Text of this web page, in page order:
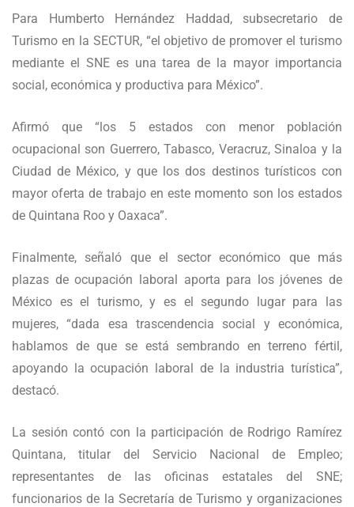
Para Humberto Hernández Haddad, subsecretario de
Turismo en la SECTUR, “el objetivo de promover el turismo
mediante el SNE es una tarea de la mayor importancia
social, económica y productiva para México”.
Afirmó que “los 5 estados con menor población
ocupacional son Guerrero, Tabasco, Veracruz, Sinaloa y la
Ciudad de México, y que los dos destinos turísticos con
mayor oferta de trabajo en este momento son los estados
de Quintana Roo y Oaxaca”.
Finalmente, señaló que el sector económico que más
plazas de ocupación laboral aporta para los jóvenes de
México es el turismo, y es el segundo lugar para las
mujeres, “dada esa trascendencia social y económica,
hablamos de que se está sembrando en terreno fértil,
apoyando la ocupación laboral de la industria turística”,
destacó.
La sesión contó con la participación de Rodrigo Ramírez
Quintana, titular del Servicio Nacional de Empleo;
representantes de las oficinas estatales del SNE;
funcionarios de la Secretaría de Turismo y organizaciones